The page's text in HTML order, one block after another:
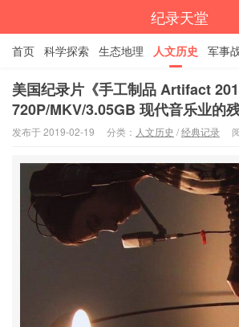
纪录天堂
首页 科学探索 生态地理 人文历史 军事
经典纪录 4K纪录片 精品资源
美国纪录片《手工制品 Artifact
720P/MKV/3.05GB 现代音乐业的
发布于 2019-02-19 分类： 人文历史 /经典记录